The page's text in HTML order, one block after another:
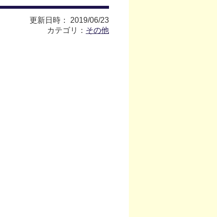
更新日時： 2019/06/23
カテゴリ： その他